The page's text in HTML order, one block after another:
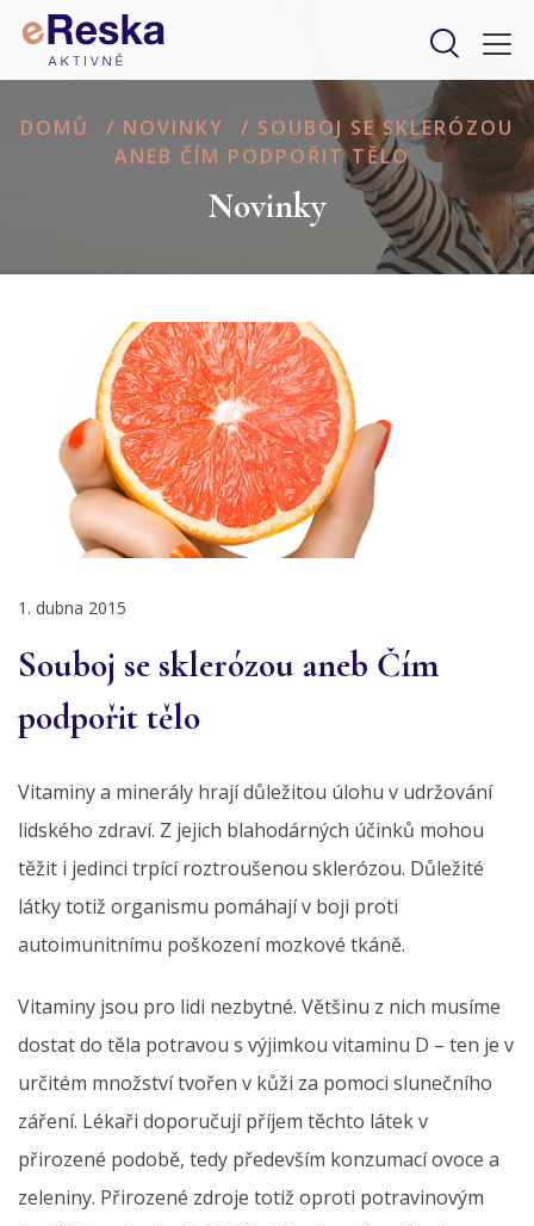
DOMŮ / NOVINKY / SOUBOJ SE SKLERÓZOU
ANEB ČÍM PODPOŘIT TĚLO
Novinky
1. dubna 2015
Souboj se sklerózou aneb Čím
podpořit tělo
Vitaminy a minerály hrají důležitou úlohu v udržování
lidského zdraví. Z jejich blahodárných účinků mohou
těžit i jedinci trpící roztroušenou sklerózou. Důležité
látky totiž organismu pomáhají v boji proti
autoimunitnímu poškození mozkové tkáně.
Vitaminy jsou pro lidi nezbytné. Většinu z nich musíme
dostat do těla potravou s výjimkou vitaminu D – ten je v
určitém množství tvořen v kůži za pomoci slunečního
záření. Lékaři doporučují příjem těchto látek v
přirozené podobě, tedy především konzumací ovoce a
zeleniny. Přirozené zdroje totiž oproti potravinovým